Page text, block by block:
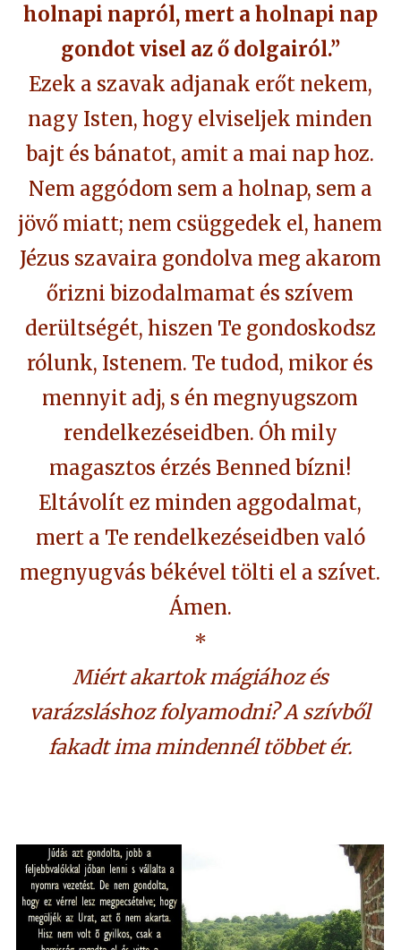
holnapi napról, mert a holnapi nap
gondot visel az ő dolgairól.”
Ezek a szavak adjanak erőt nekem,
nagy Isten, hogy elviseljek minden
bajt és bánatot, amit a mai nap hoz.
Nem aggódom sem a holnap, sem a
jövő miatt; nem csüggedek el, hanem
Jézus szavaira gondolva meg akarom
őrizni bizodalmamat és szívem
derültségét, hiszen Te gondoskodsz
rólunk, Istenem. Te tudod, mikor és
mennyit adj, s én megnyugszom
rendelkezéseidben. Óh mily
magasztos érzés Benned bízni!
Eltávolít ez minden aggodalmat,
mert a Te rendelkezéseidben való
megnyugvás békével tölti el a szívet.
Ámen.
*
Miért akartok mágiához és
varázsláshoz folyamodni? A szívből
fakadt ima mindennél többet ér.